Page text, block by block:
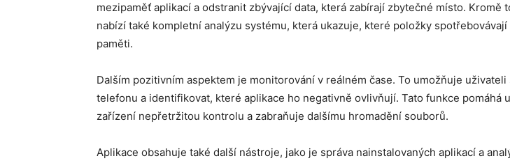
mezipaměť aplikací a odstranit zbývající data, která zabírají zbytečné místo. Kromě
nabízí také kompletní analýzu systému, která ukazuje, které položky
paměti.
Dalším pozitivním aspektem je monitorování v reálném čase. To umožňuje uživateli
telefonu a identifikovat, které aplikace ho negativně ovlivňují. Tato funkce pomáhá
zařízení nepřetržitou kontrolu a zabraňuje dalšímu hromadění souborů.
Aplikace obsahuje také další nástroje, jako je správa nainstalovaných aplikací a